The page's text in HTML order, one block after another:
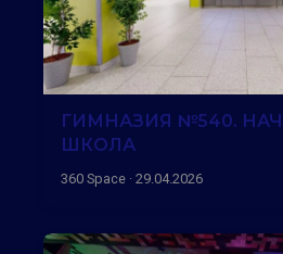
ГИМНАЗИЯ №540.
ШКОЛА
360 Space · 29.04.2026